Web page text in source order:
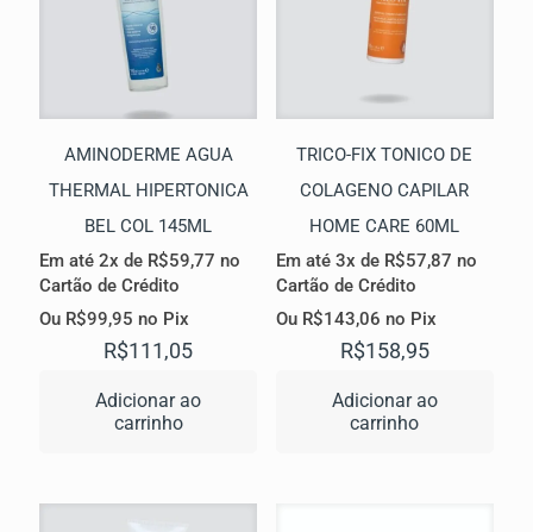
AMINODERME AGUA
THERMAL HIPERTONICA
BEL COL 145ML
Em até 2x de R$59,77 no
Cartão de Crédito
Ou R$99,95 no Pix
R$111,05
Adicionar ao
carrinho
TRICO-FIX TONICO DE
COLAGENO CAPILAR
HOME CARE 60ML
Em até 3x de R$57,87 no
Cartão de Crédito
Ou R$143,06 no Pix
R$158,95
Adicionar ao
carrinho